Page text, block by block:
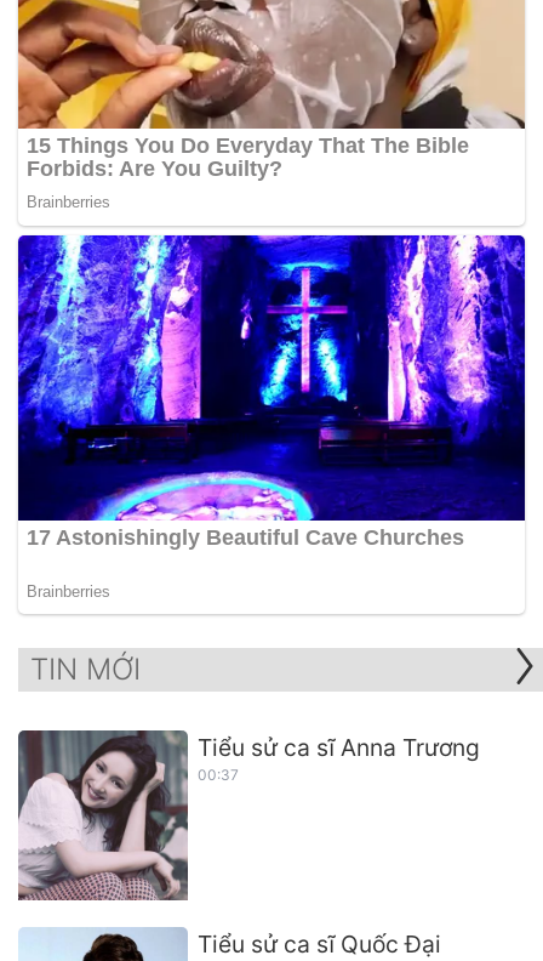
TIN MỚI
Tiểu sử ca sĩ Anna Trương
00:37
Tiểu sử ca sĩ Quốc Đại